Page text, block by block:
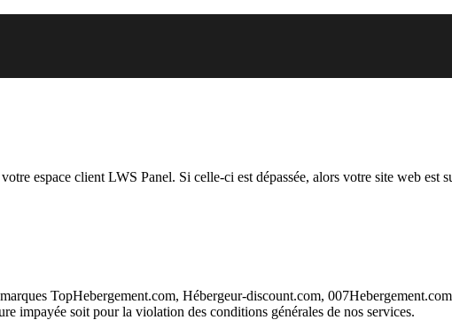
espace client LWS Panel. Si celle-ci est dépassée, alors votre site web est
TopHebergement.com, Hébergeur-discount.com,
impayée soit pour la violation des conditions générales de nos services.